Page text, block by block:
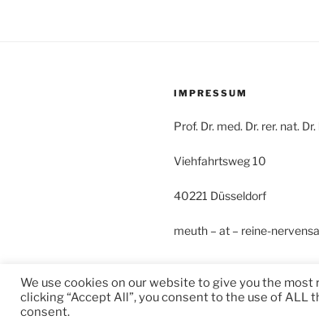
IMPRESSUM
Prof. Dr. med. Dr. rer. nat.
Viehfahrtsweg 10
40221 Düsseldorf
meuth – at – reine-
We use cookies on our website to give you the
clicking “Accept All”, you consent to the use of
consent.